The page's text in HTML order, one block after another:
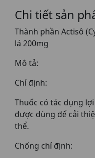
Chi tiết sản
Thành phần Actisô
lá 200mg
Mô tả:
Chỉ định:
Thuốc có tác dụng
được dùng để cải
thể.
Chống chỉ định: